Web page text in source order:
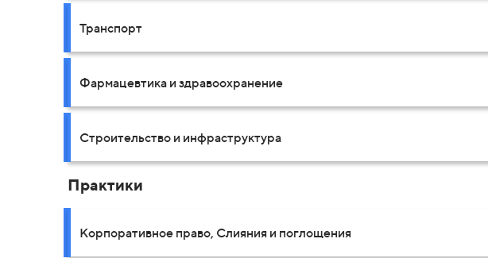
Транспорт
Фармацевтика и здравоохранение
Строительство и инфраструктура
Практики
Корпоративное право, Слияния и поглощения